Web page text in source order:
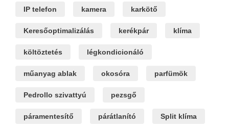
IP telefon kamera karkötő
Keresőoptimalizálás kerékpár klíma
költöztetés légkondicionáló
műanyag ablak okosóra parfümök
Pedrollo szivattyú pezsgő
páramentesítő párátlanító Split klíma